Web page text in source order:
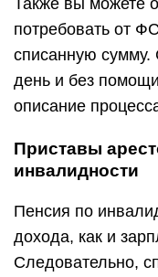
Также вы можете
потребовать от
списанную сумму.
день и без
описание
Приставы
инвалидности
Пенсия по
дохода, как и
Следовательно,